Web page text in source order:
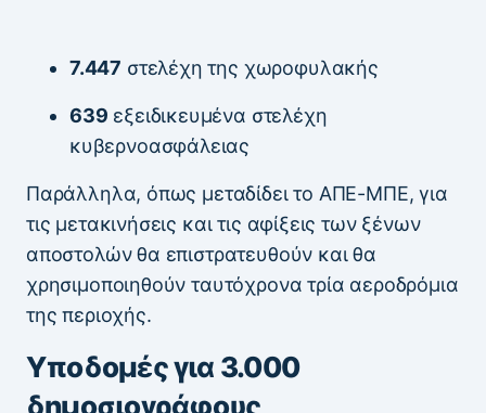
7.447 στελέχη της χωροφυλακής
639 εξειδικευμένα στελέχη
κυβερνοασφάλειας
Παράλληλα, όπως μεταδίδει το ΑΠΕ-ΜΠΕ, για
τις μετακινήσεις και τις αφίξεις των ξένων
αποστολών θα επιστρατευθούν και θα
χρησιμοποιηθούν ταυτόχρονα τρία αεροδρόμια
της περιοχής.
Υποδομές για 3.000
δημοσιογράφους